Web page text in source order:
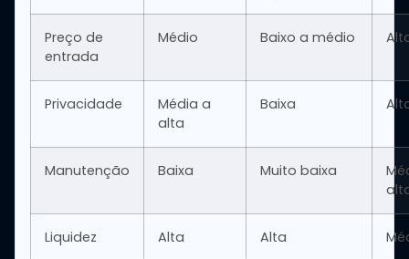
Preço de
entrada
Médio Baixo a médio
Privacidade
Média a
alta
Baixa
Manutenção Baixa Muito baixa
Liquidez Alta Alta